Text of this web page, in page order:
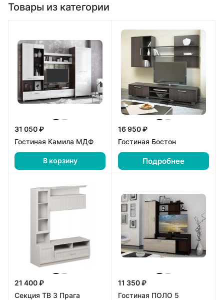
Товары из категории
31 050 ₽
Гостиная Камила МДФ
В корзину
16 950 ₽
Гостиная Бостон
Подробнее
21 400 ₽
Секция ТВ 3 Прага
11 350 ₽
Гостиная ПОЛО 5